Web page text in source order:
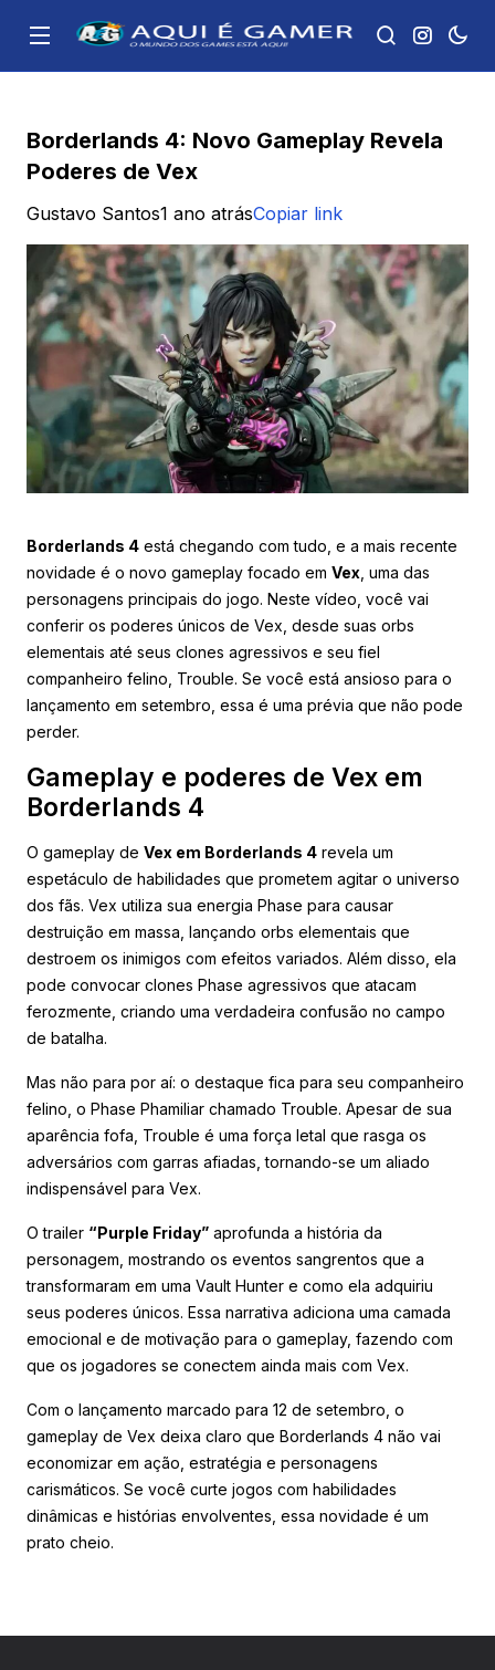
Borderlands 4: Novo Gameplay Revela
Poderes de Vex
Gustavo Santos1 ano atrásCopiar link
Borderlands 4 está chegando com tudo, e a mais recente
novidade é o novo gameplay focado em Vex , uma das
personagens principais do jogo. Neste vídeo, você vai
conferir os poderes únicos de Vex, desde suas orbs
elementais até seus clones agressivos e seu fiel
companheiro felino, Trouble. Se você está ansioso para o
lançamento em setembro, essa é uma prévia que não pode
perder.
Gameplay e poderes de Vex em
Borderlands 4
O gameplay de Vex em Borderlands 4 revela um
espetáculo de habilidades que prometem agitar o universo
dos fãs. Vex utiliza sua energia Phase para causar
destruição em massa, lançando orbs elementais que
destroem os inimigos com efeitos variados. Além disso, ela
pode convocar clones Phase agressivos que atacam
ferozmente, criando uma verdadeira confusão no campo
de batalha.
Mas não para por aí: o destaque fica para seu companheiro
felino, o Phase Phamiliar chamado Trouble. Apesar de sua
aparência fofa, Trouble é uma força letal que rasga os
adversários com garras afiadas, tornando-se um aliado
indispensável para Vex.
O trailer “Purple Friday” aprofunda a história da
personagem, mostrando os eventos sangrentos que a
transformaram em uma Vault Hunter e como ela adquiriu
seus poderes únicos. Essa narrativa adiciona uma camada
emocional e de motivação para o gameplay, fazendo com
que os jogadores se conectem ainda mais com Vex.
Com o lançamento marcado para 12 de setembro, o
gameplay de Vex deixa claro que Borderlands 4 não vai
economizar em ação, estratégia e personagens
carismáticos. Se você curte jogos com habilidades
dinâmicas e histórias envolventes, essa novidade é um
prato cheio.